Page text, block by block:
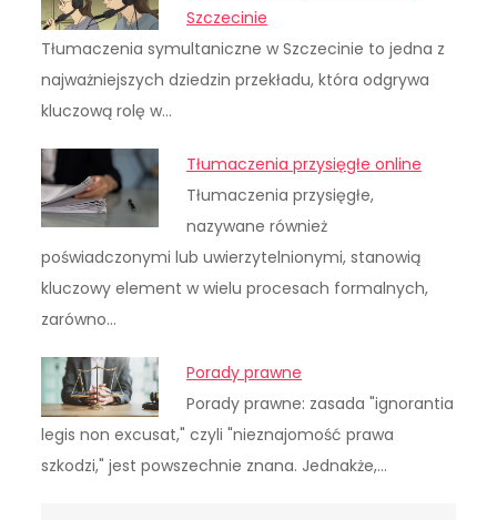
Szczecinie
Tłumaczenia symultaniczne w Szczecinie to jedna z
najważniejszych dziedzin przekładu, która odgrywa
kluczową rolę w…
Tłumaczenia przysięgłe online
Tłumaczenia przysięgłe,
nazywane również
poświadczonymi lub uwierzytelnionymi, stanowią
kluczowy element w wielu procesach formalnych,
zarówno…
Porady prawne
Porady prawne: zasada "ignorantia
legis non excusat," czyli "nieznajomość prawa
szkodzi," jest powszechnie znana. Jednakże,…